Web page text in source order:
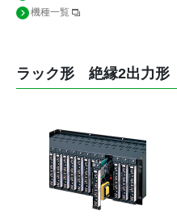
機種一覧
ラック形 絶縁2出力形